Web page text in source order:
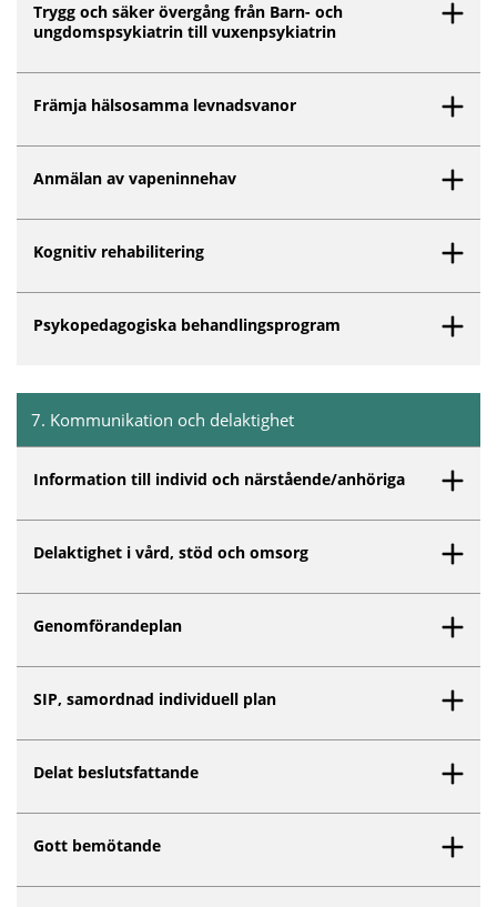
Trygg och säker övergång från Barn- och
ungdomspsykiatrin till vuxenpsykiatrin
Främja hälsosamma levnadsvanor
Anmälan av vapeninnehav
Kognitiv rehabilitering
Psykopedagogiska behandlingsprogram
7. Kommunikation och delaktighet
Information till individ och närstående/anhöriga
Delaktighet i vård, stöd och omsorg
Genomförandeplan
SIP, samordnad individuell plan
Delat beslutsfattande
Gott bemötande
Inget innehåll matchar dina valda filter.